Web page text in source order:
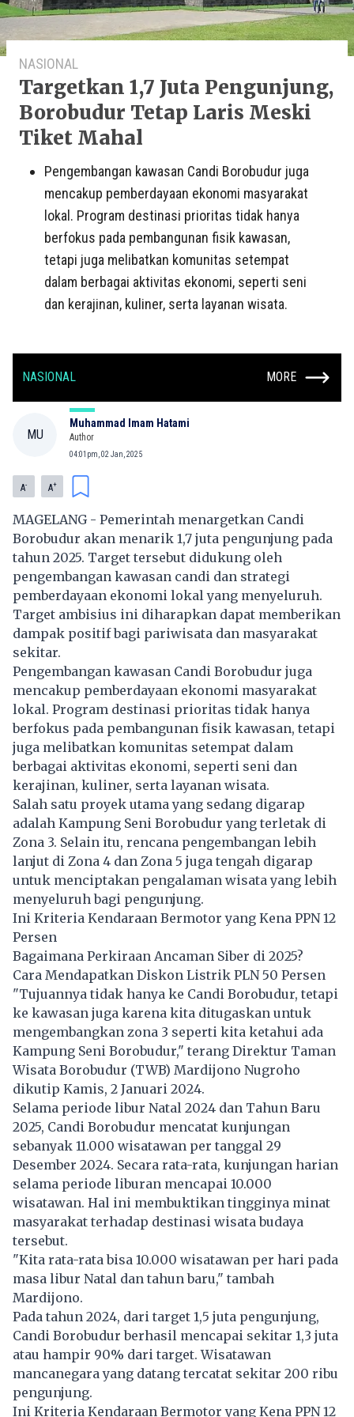
NASIONAL
Targetkan 1,7 Juta Pengunjung,
Borobudur Tetap Laris Meski
Tiket Mahal
Pengembangan kawasan Candi Borobudur juga
mencakup pemberdayaan ekonomi masyarakat
lokal. Program destinasi prioritas tidak hanya
berfokus pada pembangunan fisik kawasan,
tetapi juga melibatkan komunitas setempat
dalam berbagai aktivitas ekonomi, seperti seni
dan kerajinan, kuliner, serta layanan wisata.
NASIONAL MORE
MU
Muhammad Imam Hatami
Author
04:01pm, 02 Jan, 2025
A- A+
MAGELANG - Pemerintah menargetkan Candi
Borobudur akan menarik 1,7 juta pengunjung pada
tahun 2025. Target tersebut didukung oleh
pengembangan kawasan candi dan strategi
pemberdayaan ekonomi lokal yang menyeluruh.
Target ambisius ini diharapkan dapat memberikan
dampak positif bagi pariwisata dan masyarakat
sekitar.
Pengembangan kawasan Candi Borobudur juga
mencakup pemberdayaan ekonomi masyarakat
lokal. Program destinasi prioritas tidak hanya
berfokus pada pembangunan fisik kawasan, tetapi
juga melibatkan komunitas setempat dalam
berbagai aktivitas ekonomi, seperti seni dan
kerajinan, kuliner, serta layanan wisata.
Salah satu proyek utama yang sedang digarap
adalah Kampung Seni Borobudur yang terletak di
Zona 3. Selain itu, rencana pengembangan lebih
lanjut di Zona 4 dan Zona 5 juga tengah digarap
untuk menciptakan pengalaman wisata yang lebih
menyeluruh bagi pengunjung.
Ini Kriteria Kendaraan Bermotor yang Kena PPN 12
Persen
Bagaimana Perkiraan Ancaman Siber di 2025?
Cara Mendapatkan Diskon Listrik PLN 50 Persen
"Tujuannya tidak hanya ke Candi Borobudur, tetapi
ke kawasan juga karena kita ditugaskan untuk
mengembangkan zona 3 seperti kita ketahui ada
Kampung Seni Borobudur," terang Direktur Taman
Wisata Borobudur (TWB) Mardijono Nugroho
dikutip Kamis, 2 Januari 2024.
Selama periode libur Natal 2024 dan Tahun Baru
2025, Candi Borobudur mencatat kunjungan
sebanyak 11.000 wisatawan per tanggal 29
Desember 2024. Secara rata-rata, kunjungan harian
selama periode liburan mencapai 10.000
wisatawan. Hal ini membuktikan tingginya minat
masyarakat terhadap destinasi wisata budaya
tersebut.
"Kita rata-rata bisa 10.000 wisatawan per hari pada
masa libur Natal dan tahun baru," tambah
Mardijono.
Pada tahun 2024, dari target 1,5 juta pengunjung,
Candi Borobudur berhasil mencapai sekitar 1,3 juta
atau hampir 90% dari target. Wisatawan
mancanegara yang datang tercatat sekitar 200 ribu
pengunjung.
Ini Kriteria Kendaraan Bermotor yang Kena PPN 12